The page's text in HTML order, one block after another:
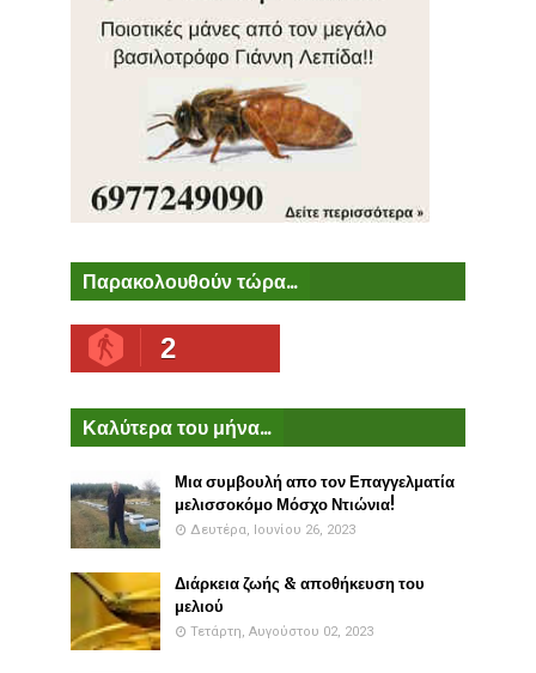
Παρακολουθούν τώρα...
2
Καλύτερα του μήνα...
Μια συμβουλή απο τον Επαγγελματία
μελισσοκόμο Μόσχο Ντιώνια!
Δευτέρα, Ιουνίου 26, 2023
Διάρκεια ζωής & αποθήκευση του
μελιού
Τετάρτη, Αυγούστου 02, 2023